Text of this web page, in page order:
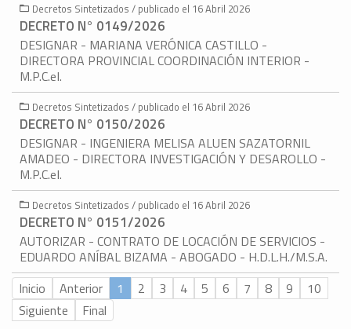
Decretos Sintetizados / publicado el 16 Abril 2026
DECRETO N° 0149/2026
DESIGNAR - MARIANA VERÓNICA CASTILLO -
DIRECTORA PROVINCIAL COORDINACIÓN INTERIOR -
M.P.C.eI.
Decretos Sintetizados / publicado el 16 Abril 2026
DECRETO N° 0150/2026
DESIGNAR - INGENIERA MELISA ALUEN SAZATORNIL
AMADEO - DIRECTORA INVESTIGACIÓN Y DESAROLLO -
M.P.C.eI.
Decretos Sintetizados / publicado el 16 Abril 2026
DECRETO N° 0151/2026
AUTORIZAR - CONTRATO DE LOCACIÓN DE SERVICIOS -
EDUARDO ANÍBAL BIZAMA - ABOGADO - H.D.L.H./M.S.A.
Inicio
Anterior 1 2 3 4 5 6 7 8 9
10
Siguiente
Final